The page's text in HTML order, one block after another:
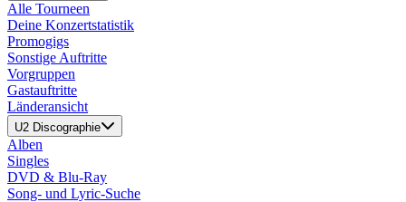
Alle Tourneen
Deine Konzertstatistik
Promogigs
Sonstige Auftritte
Vorgruppen
Gastauftritte
Länderansicht
U2 Discographie
Alben
Singles
DVD & Blu-Ray
Song- und Lyric-Suche